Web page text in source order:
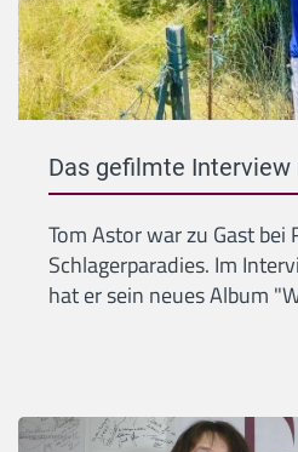
Das gefilmte
Tom Astor war zu Gast bei
Schlagerparadies. Im
hat er sein neues Album